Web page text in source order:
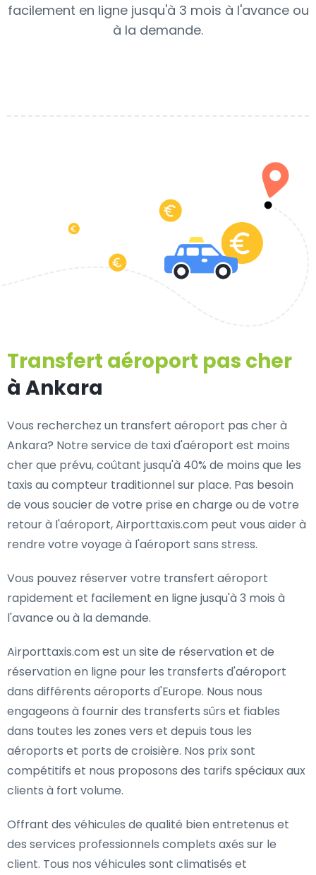
facilement en ligne jusqu'à 3 mois à l'avance ou
à la demande.
Transfert aéroport pas cher
à Ankara
Vous recherchez un transfert aéroport pas cher à
Ankara? Notre service de taxi d'aéroport est moins
cher que prévu, coûtant jusqu'à 40% de moins que les
taxis au compteur traditionnel sur place. Pas besoin
de vous soucier de votre prise en charge ou de votre
retour à l'aéroport, Airporttaxis.com peut vous aider à
rendre votre voyage à l'aéroport sans stress.
Vous pouvez réserver votre transfert aéroport
rapidement et facilement en ligne jusqu'à 3 mois à
l'avance ou à la demande.
Airporttaxis.com est un site de réservation et de
réservation en ligne pour les transferts d'aéroport
dans différents aéroports d'Europe. Nous nous
engageons à fournir des transferts sûrs et fiables
dans toutes les zones vers et depuis tous les
aéroports et ports de croisière. Nos prix sont
compétitifs et nous proposons des tarifs spéciaux aux
clients à fort volume.
Offrant des véhicules de qualité bien entretenus et
des services professionnels complets axés sur le
client. Tous nos véhicules sont climatisés et